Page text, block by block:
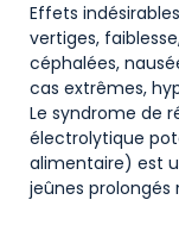
Effets
vertiges,
céphalées,
cas extrêmes,
Le syndrome de
électrolytique
alimentaire) est
jeûnes prolongés